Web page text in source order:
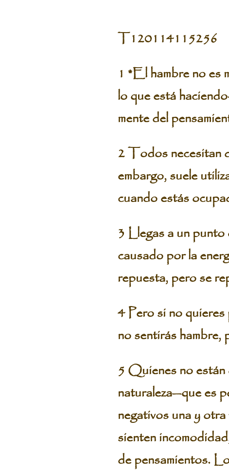
T120114115256
1 *El hambre no es
lo que está
mente del
2 Todos necesitan
embargo, suele
cuando estás
3 Llegas a un
causado por la
repuesta, pero se
4 Pero si no
no sentirás hambre,
5 Quienes no
naturaleza—que es
negativos una y
sienten
de pensamientos.